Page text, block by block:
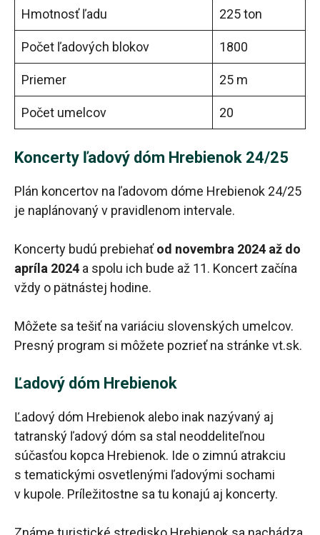
Hmotnosť ľadu 225 ton
Počet ľadových blokov 1800
Priemer 25 m
Počet umelcov 20
Koncerty ľadový dóm Hrebienok 24/25
Plán koncertov na ľadovom dóme Hrebienok 24/25
je naplánovaný v pravidlenom intervale.
Koncerty budú prebiehaťod novembra 2024 až do
apríla 2024 a spolu ich bude až 11. Koncert začína
vždy o pätnástej hodine.
Môžete sa tešiť na variáciu slovenských umelcov.
Presný program si môžete pozrieť na stránke vt.sk.
Ľadový dóm Hrebienok
Ľadový dóm Hrebienok alebo inak nazývaný aj
tatranský ľadový dóm sa stal neoddeliteľnou
súčasťou kopca Hrebienok. Ide o zimnú atrakciu
s tematickými osvetlenými ľadovými sochami
v kupole. Príležitostne sa tu konajú aj koncerty.